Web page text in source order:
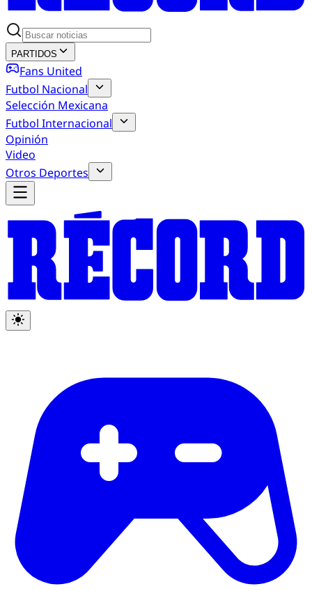
PARTIDOS
Fans United
Futbol Nacional
Selección Mexicana
Futbol Internacional
Opinión
Video
Otros Deportes